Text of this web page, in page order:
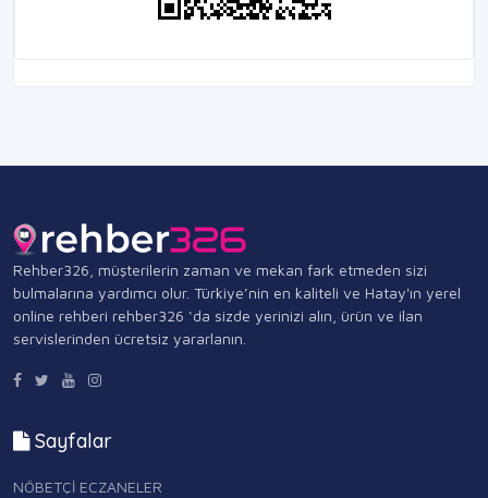
Rehber326, müşterilerin zaman ve mekan fark etmeden sizi
bulmalarına yardımcı olur. Türkiye’nin en kaliteli ve Hatay'ın yerel
online rehberi rehber326 ‘da sizde yerinizi alın, ürün ve ilan
servislerinden ücretsiz yararlanın.
Sayfalar
NÖBETÇİ ECZANELER